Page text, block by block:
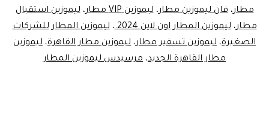
مطار،فان ليموزين مطار،ليموزين VIP مطار ،ليموزين استقبال
مطار،ليموزين المطار اون لاين 2024. ،ليموزين المطار للشركات
الصغيرة، ليموزين تسفير مطار، ليموزين مطار القاهرة، ليموزين
مطار القاهرة الجديد، مرسيدس ليموزين المطار